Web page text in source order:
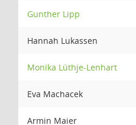
Gunther Lipp
Hannah Lukassen
Monika Lüthje-Lenhart
Eva Machacek
Armin Maier